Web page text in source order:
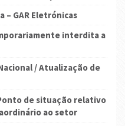
– GAR Eletrónicas
interdita a
/ Atualização de
de situação relativo
ao setor